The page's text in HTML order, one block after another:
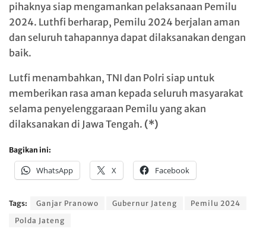
pihaknya siap mengamankan pelaksanaan Pemilu
2024. Luthfi berharap, Pemilu 2024 berjalan aman
dan seluruh tahapannya dapat dilaksanakan dengan
baik.
Lutfi menambahkan, TNI dan Polri siap untuk
memberikan rasa aman kepada seluruh masyarakat
selama penyelenggaraan Pemilu yang akan
dilaksanakan di Jawa Tengah. (*)
Bagikan ini:
WhatsApp X Facebook
Tags: Ganjar Pranowo Gubernur Jateng
Pemilu 2024
Polda Jateng